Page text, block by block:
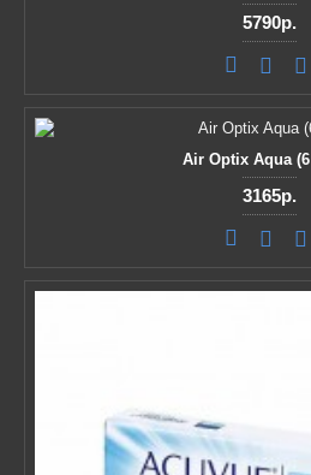
5790р.
Air Optix Aqua
3165р.